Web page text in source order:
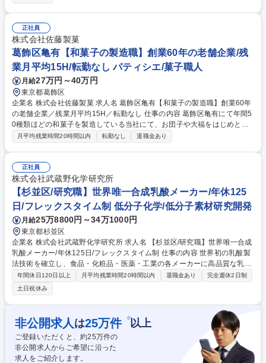
および資材の供給管理業務をご担当いただきます。（例：大豆の購買方針
立案や工場配分実施、関係部門との調整等） 【事業について】国内シェア
首位を誇り、売上も堅調に推移。健康志向が高まる中、マスコミ、各種S
NSなどで豆乳が取り上げられ、ヘビーユーザーも増えています。 募集職
種 【食品/供給管理】キッコーマンG/年間休日120日以上◎/福利厚生も充
実◎
正社員
株式会社佐藤製菓
葛飾区亀有【和菓子の製造職】創業60年の老舗企業/残
業月平均15H/転勤なし パティシエ/菓子職人
月給27万円～40万円
東京都葛飾区
企業名 株式会社佐藤製菓 求人名 葛飾区亀有【和菓子の製造職】創業60年
の老舗企業／残業月平均15H／転勤なし 仕事の内容 葛飾区亀有にて年間5
0種類ほどの和菓子を製造している当社にて、お団子や大福をはじめとす
る和菓子等の製造業務をお任せいたします。店舗直結の工場で、お客様の
製造（全て手作業での丁寧な仕込み・製造）■材料準備、調製、包装、箱
詰め、洗い場作業■新商品の企画・開発。朝生菓子を中心に一般的な和菓
子全般を扱っており、伝統の製法と職人としての確かな技術を着実に磨
き、将来的に製造部を牽引していただくことを期待します。【業務内容の
変更範囲】当社の指定する業務 募集職種 葛飾区亀有【和菓子の製造職】
創業60年の老舗企業／残業月平均15H／転勤なし
月平均残業時間20時間以内 転勤なし 退職金あり
正社員
株式会社武蔵野化学研究所
【杉並区/研究職】世界唯一合成乳酸メーカー/年休125
日/フレックスタイム制 低分子化学/低分子素材研究開発
月給25万8800円～34万1000円
東京都杉並区
企業名 株式会社武蔵野化学研究所 求人名 【杉並区/研究職】世界唯一合成
乳酸メーカー/年休125日/フレックスタイム制 仕事の内容 世界初の乳酸製
法技術を確立し、食品・化粧品・医薬・工業の各メーカーに高品質な乳酸
群や関連化学品を供給する当社で微生物を用いた有機酸またはアミノ酸製
造プロセスの開発をお任せします。 【業務詳細】■微生物・発酵プロセス
の基礎検討■生産性・品質向上のための改良検討■精製・後工程プロセスの
検討■スケールアップ・製造移管対応■データ整理・技術文書作成 【当社
の強み】当社は、世界で初めて合成法による乳酸の量産に成功した“合成
乳酸の世界的なパイオニア”で、現在も世界で唯一の合成乳酸のメーカー
です。 募集職種 【杉並区/研究職】世界唯一合成乳酸メーカー/年休125日/
フレックスタイム制
年間休日120日以上 月平均残業時間20時間以内 退職金あり
完全週休2日制
土日祝休み
非公開求人 は25万件 ※以上
ご登録いただくと、約25万件の
非公開求人からご希望に沿った
求人をご紹介します。